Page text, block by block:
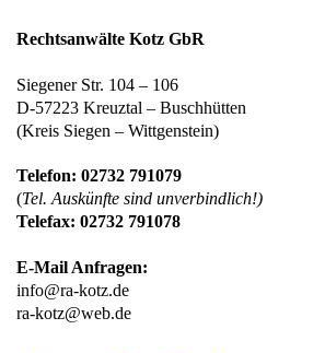
Rechtsanwälte Kotz GbR
Siegener Str. 104 – 106
D-57223 Kreuztal – Buschhütten
(Kreis Siegen – Wittgenstein)
Telefon: 02732 791079
(Tel. Auskünfte sind unverbindlich!)
Telefax: 02732 791078
E-Mail Anfragen:
info@ra-kotz.de
ra-kotz@web.de